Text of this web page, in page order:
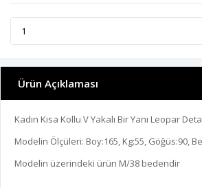
Ürün Açıklaması
Kadın Kısa Kollu V Yakalı Bir Yanı Leopar
Modelin Ölçüleri: Boy:165, Kg:55, Göğüs:90,
Modelin üzerindeki ürün M/38 bedendir